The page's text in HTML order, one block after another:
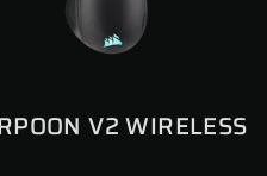
V2 WIRELESS